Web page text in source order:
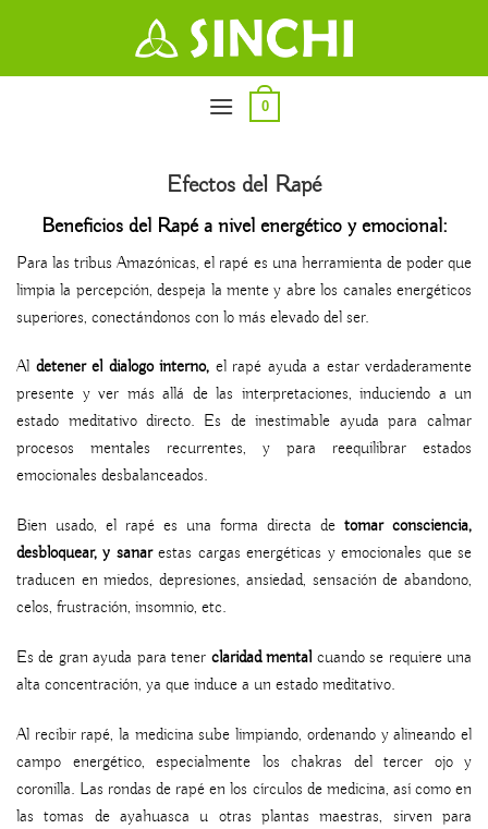
0
Efectos del Rapé
Beneficios del Rapé a nivel energético y emocional:
Para las tribus Amazónicas, el rapé es una herramienta de poder que
limpia la percepción, despeja la mente y abre los canales energéticos
superiores, conectándonos con lo más elevado del ser.
Al detener el dialogo interno, el rapé ayuda a estar verdaderamente
presente y ver más allá de las interpretaciones, induciendo a un
estado meditativo directo. Es de inestimable ayuda para calmar
procesos mentales recurrentes, y para reequilibrar estados
emocionales desbalanceados.
Bien usado, el rapé es una forma directa de tomar consciencia,
desbloquear, y sanarestas cargas energéticas y emocionales que se
traducen en miedos, depresiones, ansiedad, sensación de abandono,
celos, frustración, insomnio, etc.
Es de gran ayuda para tener claridad mental cuando se requiere una
alta concentración, ya que induce a un estado meditativo.
Al recibir rapé, la medicina sube limpiando, ordenando y alineando el
campo energético, especialmente los chakras del tercer ojo y
coronilla. Las rondas de rapé en los círculos de medicina, así como en
las tomas de ayahuasca u otras plantas maestras, sirven para